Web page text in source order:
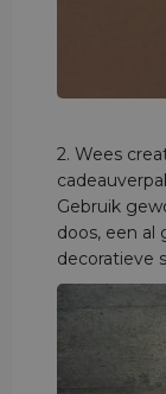
2. Wees
Gebruik
doos, een al
decoratieve